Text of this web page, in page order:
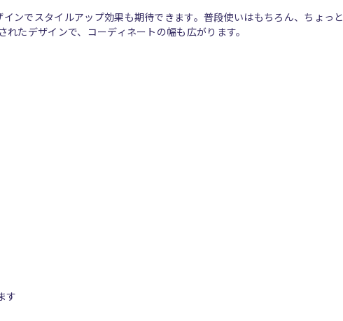
ンでスタイルアップ効果も期待できます。普段使いはもちろん、ちょっ
たデザインで、コーディネートの幅も広がります。
す